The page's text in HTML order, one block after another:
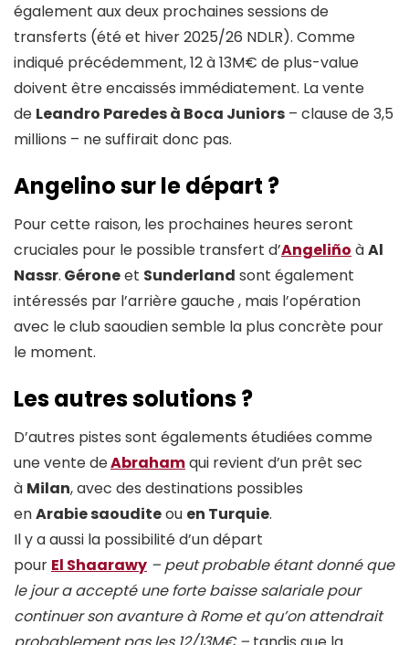
également aux deux prochaines sessions de
transferts (été et hiver 2025/26 NDLR). Comme
indiqué précédemment, 12 à 13M€ de plus-value
doivent être encaissés immédiatement. La vente
de Leandro Paredes à Boca Juniors – clause de 3,5
millions – ne suffirait donc pas.
Angelino sur le départ ?
Pour cette raison, les prochaines heures seront
cruciales pour le possible transfert d’Angeliño àAl
Nassr. Géroneet Sunderland sont également
intéressés par l’arrière gauche , mais l’opération
avec le club saoudien semble la plus concrète pour
le moment.
Les autres solutions ?
D’autres pistes sont égalements étudiées comme
une vente deAbrahamqui revient d’un prêt sec
à Milan, avec des destinations possibles
enArabie saouditeou en Turquie.
Il y a aussi la possibilité d’un départ
pour El Shaarawy – peut probable étant donné que
le jour a accepté une forte baisse salariale pour
continuer son avanture à Rome et qu’on attendrait